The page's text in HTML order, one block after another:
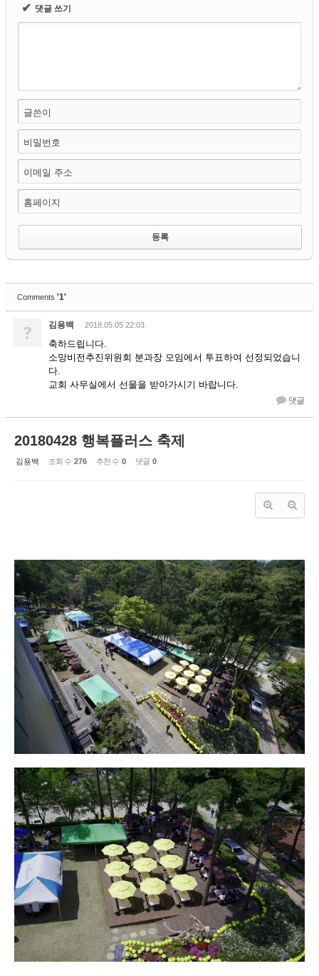
✔ 댓글 쓰기
글쓴이
비밀번호
이메일 주소
홈페이지
Comments '1'
? 김용백 2018.05.05 22:03
축하드립니다.
소망비전추진위원회 분과장 모임에서 투표하여 선정되었습니
다.
교회 사무실에서 선물을 받아가시기 바랍니다.
댓글
20180428 행복플러스 축제
김용백 조회 수 276 추천 수 0 댓글 0